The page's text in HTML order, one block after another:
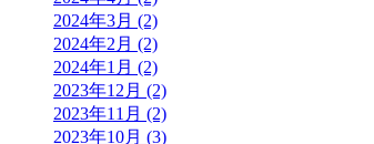
2024年3月 (2)
2024年2月 (2)
2024年1月 (2)
2023年12月 (2)
2023年11月 (2)
2023年10月 (3)